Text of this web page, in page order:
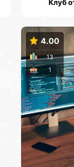
Клуб
4.00
1
13